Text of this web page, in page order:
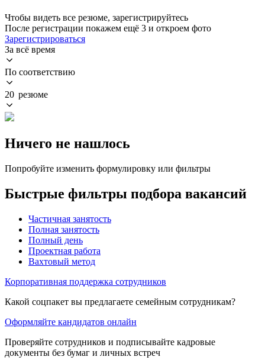
Чтобы видеть все резюме, зарегистрируйтесь
После регистрации покажем ещё 3 и откроем фото
Зарегистрироваться
За всё время
По соответствию
20 резюме
Ничего не нашлось
Попробуйте изменить формулировку или фильтры
Быстрые фильтры подбора вакансий
Частичная занятость
Полная занятость
Полный день
Проектная работа
Вахтовый метод
Корпоративная поддержка сотрудников
Какой соцпакет вы предлагаете семейным сотрудникам?
Оформляйте кандидатов онлайн
Проверяйте сотрудников и подписывайте кадровые
документы без бумаг и личных встреч